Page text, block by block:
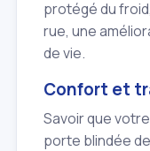
protégé du
rue, une
de vie.
Confort et
Savoir que
porte blindée